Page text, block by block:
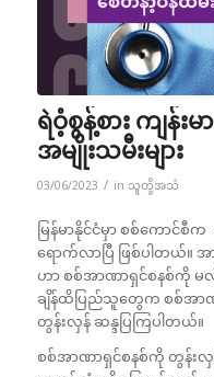
ရဲဝံ့စွန့်စား ကျန်း
အမျိုးသမီးများ
03/06/2023 / in သူတို့အသံ
မြန်မာနိုင်ငံမှာ စစ်ကောင်
ရောက်လာပြီ ဖြစ်ပါတယ်
ဟာ စစ်အာဏာရှင်စနစ်ကို မလို
ချိန်ထိပြည်သူတွေက စစ်အာဏ
တွန်းလှန် ဆန္ဒပြကြပါတယ်။
စစ်အာဏာရှင်စနစ်ကို တွန်းလှ